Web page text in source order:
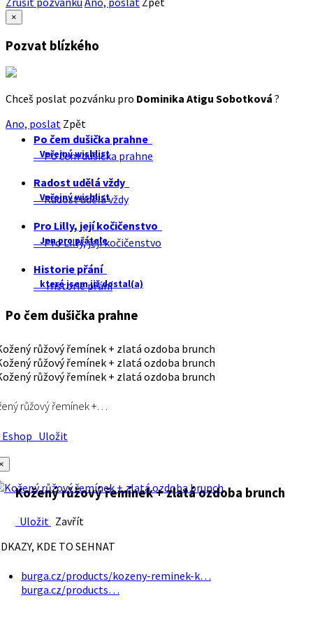
×
Pozvat blízkého
Chceš poslat pozvánku pro Dominika Atigu Sobotková ?
Ano, poslat Zpět
Po čem dušička prahne
Veřejný wishlist
Po čem dušička prahne
Radost udělá vždy
Veřejný wishlist
Radost udělá vždy
Pro Lilly, její kočičenstvo
Jen pro přátele
Pro Lilly, její kočičenstvo
Historie přání
které jsem již dostal(a)
Historie přání
Po čem dušička prahne
růžový řemínek +…
Uložit
Kožený růžový řemínek + zlatá ozdoba brunch
Uložit Zavřít
KDE TO SEHNAT
burga.cz/products/kozeny-reminek-k…
burga.cz/products…